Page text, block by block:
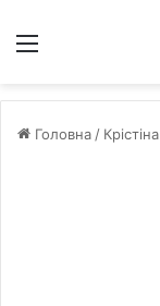
Головна / Крістіна